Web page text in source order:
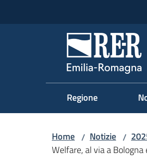
Regione
Regione
Home / Notizie /
Welfare, al via a